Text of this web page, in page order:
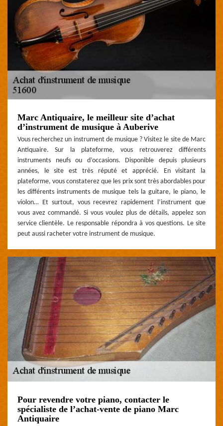
Marc Antiquaire, le meilleur site d’achat
d’instrument de musique à Auberive
Vous recherchez un instrument de musique ? Visitez le site de Marc
Antiquaire. Sur la plateforme, vous retrouverez différents
instruments neufs ou d’occasions. Disponible depuis plusieurs
années, le site est très réputé et apprécié. En visitant la
plateforme, vous constaterez que les prix sont très abordables pour
les différents instruments de musique tels la guitare, le piano, le
violon… Et surtout, vous recevrez rapidement l’instrument que
vous avez commandé. Si vous voulez plus de détails, appelez son
service clientèle. Le responsable répondra à vos questions. Le site
peut aussi racheter votre instrument de musique.
Pour revendre votre piano, contacter le
spécialiste de l’achat-vente de piano Marc
Antiquaire